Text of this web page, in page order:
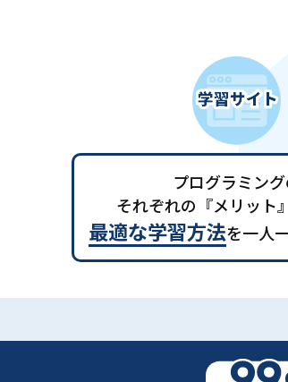
プログラミン
それぞれの『メリット
最適な学習方法を一人